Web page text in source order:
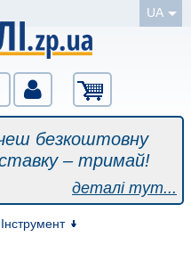
UA
безкоштовну
– тримай!
деталі тут...
Інструмент